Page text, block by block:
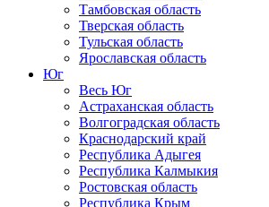
Тамбовская область
Тверская область
Тульская область
Ярославская область
Юг
Весь Юг
Астраханская область
Волгоградская область
Краснодарский край
Республика Адыгея
Республика Калмыкия
Ростовская область
Республика Крым